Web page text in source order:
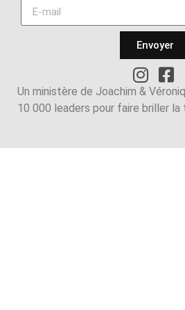
Envoyer
Un ministère de Joachim &
10 000 leaders pour faire briller